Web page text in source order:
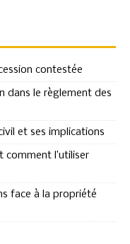
contestée
dans le règlement des
et ses implications
comment l’utiliser
face à la propriété